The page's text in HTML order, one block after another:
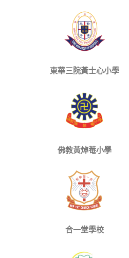
東華三院黃士心小學
佛教黃焯菴小學
合一堂學校